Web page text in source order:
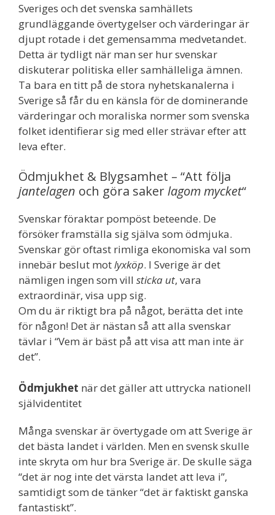
Sveriges och det svenska samhällets
grundläggande övertygelser och värderingar är
djupt rotade i det gemensamma medvetandet.
Detta är tydligt när man ser hur svenskar
diskuterar politiska eller samhälleliga ämnen.
Ta bara en titt på de stora nyhetskanalerna i
Sverige så får du en känsla för de dominerande
värderingar och moraliska normer som svenska
folket identifierar sig med eller strävar efter att
leva efter.
Ödmjukhet & Blygsamhet – “Att följa
jantelagen och göra sakerlagom mycket“
Svenskar föraktar pompöst beteende. De
försöker framställa sig själva som ödmjuka.
Svenskar gör oftast rimliga ekonomiska val som
innebär beslut motlyxköp. I Sverige är det
nämligen ingen som vill sticka ut, vara
extraordinär, visa upp sig.
Om du är riktigt bra på något, berätta det inte
för någon! Det är nästan så att alla svenskar
tävlar i “Vem är bäst på att visa att man inte är
det”.
Ödmjukhet när det gäller att uttrycka nationell
självidentitet
Många svenskar är övertygade om att Sverige är
det bästa landet i världen. Men en svensk skulle
inte skryta om hur bra Sverige är. De skulle säga
“det är nog inte det värsta landet att leva i”,
samtidigt som de tänker “det är faktiskt ganska
fantastiskt”.